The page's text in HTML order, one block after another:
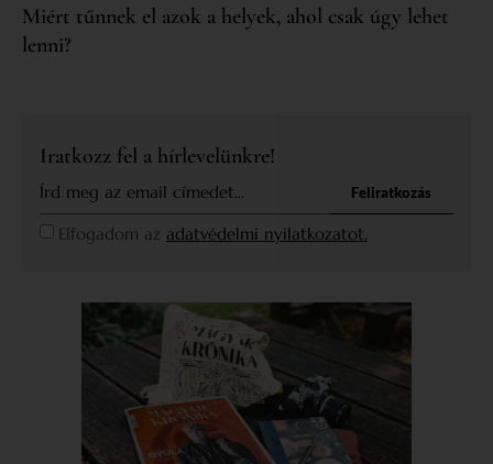
Miért tűnnek el azok a helyek, ahol csak úgy lehet
lenni?
Iratkozz fel a hírlevelünkre!
Elfogadom az adatvédelmi nyilatkozatot.
Feliratkozás